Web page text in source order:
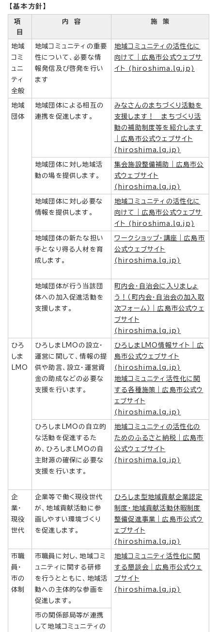
【基本方針】
項
目
内 容 施 策
地域
コミ
ュニ
ティ
全般
地域コミュニティの重要
性について、必要な情
報発信及び啓発を行い
ます
地域コミュニティの活性化に
向けて｜広島市公式ウェブサ
イト (hiroshima.lg.jp)
地域
団体
地域団体による相互の
連携を促進します。
みなさんのまちづくり活動を
支援します！ まちづくり活
動の補助制度等を紹介します
｜広島市公式ウェブサイト
(hiroshima.lg.jp)
地域団体に対し地域活
動の場を提供します。
集会施設整備補助｜広島市公
式ウェブサイト
(hiroshima.lg.jp)
地域団体に対し必要な
情報を提供します。
地域コミュニティの活性化に
向けて｜広島市公式ウェブサ
イト (hiroshima.lg.jp)
地域団体の新たな担い
手となり得る人材を育
成します。
ワークショップ・講座｜広島市
公式ウェブサイト
(hiroshima.lg.jp)
地域団体が行う当該団
体への加入促進活動を
支援します。
町内会・自治会に入りましょ
う！（町内会・自治会の加入取
次フォーム）｜広島市公式ウェ
ブサイト
(hiroshima.lg.jp)
ひろ
しま
LMO
ひろしまLMOの設立・
運営に関して、情報の提
供や助言、設立・運営資
金の助成などの必要な
支援を行います。
ひろしまLMO情報サイト｜広
島市公式ウェブサイト
(hiroshima.lg.jp)
地域コミュニティ活性化に関
する各種施策｜広島市公式ウ
ェブサイト
(hiroshima.lg.jp)
ひろしまLMOの自立的
な活動を促進するた
め、ひろしまLMOの自
主財源の確保に必要な
支援を行います。
地域コミュニティの活性化の
ためのふるさと納税｜広島市
公式ウェブサイト
(hiroshima.lg.jp)
企
業・
現役
世代
企業等で働く現役世代
が、地域貢献活動に参
画しやすい環境づくり
を促進します。
ひろしま型地域貢献企業認定
制度・地域貢献活動休暇制度
整備促進事業｜広島市公式ウ
ェブサイト
(hiroshima.lg.jp)
市職
員・
市の
体制
市職員に対し、地域コミ
ュニティに関する研修
を行うとともに、地域活
動への主体的な参画を
促進します。
地域コミュニティ活性化に関
する懇談会｜広島市公式ウェ
ブサイト
(hiroshima.lg.jp)
市の関係部局等が連携
して地域コミュニティの